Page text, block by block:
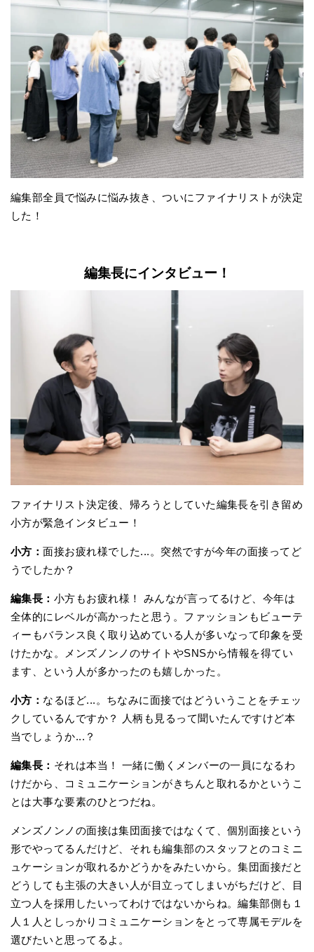
編集部全員で悩みに悩み抜き、ついにファイナリストが決定
した！
編集長にインタビュー！
ファイナリスト決定後、帰ろうとしていた編集長を引き留め
小方が緊急インタビュー！
小方：面接お疲れ様でした...。突然ですが今年の面接ってど
うでしたか？
編集長： 小方もお疲れ様！ みんなが言ってるけど、今年は
全体的にレベルが高かったと思う。ファッションもビューテ
ィーもバランス良く取り込めている人が多いなって印象を受
けたかな。メンズノンノのサイトやSNSから情報を得てい
ます、という人が多かったのも嬉しかった。
小方： なるほど...。ちなみに面接ではどういうことをチェッ
クしているんですか？ 人柄も見るって聞いたんですけど本
当でしょうか...？
編集長： それは本当！ 一緒に働くメンバーの一員になるわ
けだから、コミュニケーションがきちんと取れるかというこ
とは大事な要素のひとつだね。
メンズノンノの面接は集団面接ではなくて、個別面接という
形でやってるんだけど、それも編集部のスタッフとのコミニ
ュケーションが取れるかどうかをみたいから。集団面接だと
どうしても主張の大きい人が目立ってしまいがちだけど、目
立つ人を採用したいってわけではないからね。編集部側も１
人１人としっかりコミュニケーションをとって専属モデルを
選びたいと思ってるよ。